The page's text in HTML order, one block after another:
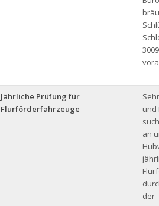
Jährliche Prüfung für
Flurförderfahrzeuge
und
an
der